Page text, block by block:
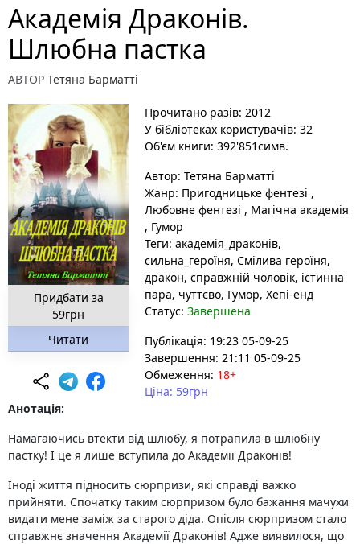
Академія Драконів.
Шлюбна пастка
АВТОР Тетяна Барматті
Придбати за
59грн
Читати
Прочитано разів: 2012
У бібліотеках користувачів: 32
Об'єм книги: 392'851симв.
Автор: Тетяна Барматті
Жанр: Пригодницьке фентезі ,
Любовне фентезі , Магічна академія
, Гумор
Теги: академія_драконів,
сильна_героїня, Смілива героїня,
дракон, справжній чоловік, істинна
пара, чуттєво, Гумор, Хепі-енд
Статус: Завершена
Публікація: 19:23 05-09-25
Завершення: 21:11 05-09-25
Обмеження: 18+
Ціна: 59грн
Анотація:
Намагаючись втекти від шлюбу, я потрапила в шлюбну
пастку! І це я лише вступила до Академії Драконів!
Іноді життя підносить сюрпризи, які справді важко
прийняти. Спочатку таким сюрпризом було бажання мачухи
видати мене заміж за старого діда. Опісля сюрпризом стало
справжнє значення Академії Драконів! Адже виявилося, що